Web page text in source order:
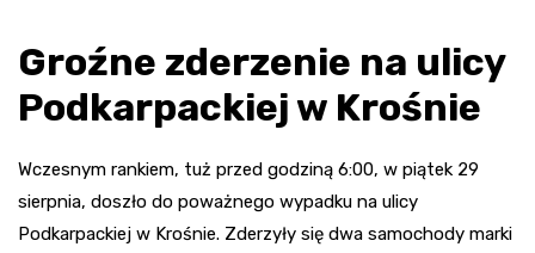
Groźne zderzenie na ulicy
Podkarpackiej w Krośnie
Wczesnym rankiem, tuż przed godziną 6:00, w piątek 29
sierpnia, doszło do poważnego wypadku na ulicy
Podkarpackiej w Krośnie. Zderzyły się dwa samochody marki